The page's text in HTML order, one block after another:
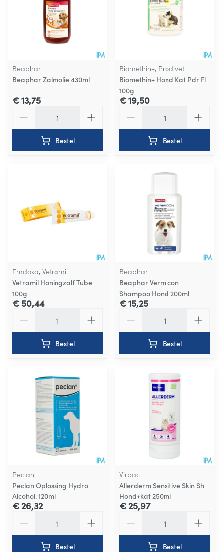
Beaphar
Beaphar Zalmolie 430ml
€ 13,75
Bestel
Biomethin+, Prodivet
Biomethin+ Hond Kat Pdr Fl
100g
€ 19,50
Bestel
Emdoka, Vetramil
Vetramil Honingzalf Tube
100g
€ 50,44
Bestel
Beaphar
Beaphar Vermicon
Shampoo Hond 200ml
€ 15,25
Bestel
Peclan
Peclan Oplossing Hydro
Alcohol. 120ml
€ 26,32
Bestel
Virbac
Allerderm Sensitive Skin Sh
Hond+kat 250ml
€ 25,97
Bestel